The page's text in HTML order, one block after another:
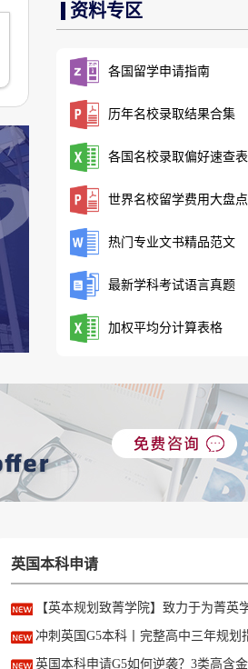
资料专区
各国留学申请指南
历年名校录取结果合集
各国名校录取偏好速查表
世界名校留学费用大盘点
热门专业文书精品范文
最新学科考试语言真题
加权平均分计算表格
英国本科申请